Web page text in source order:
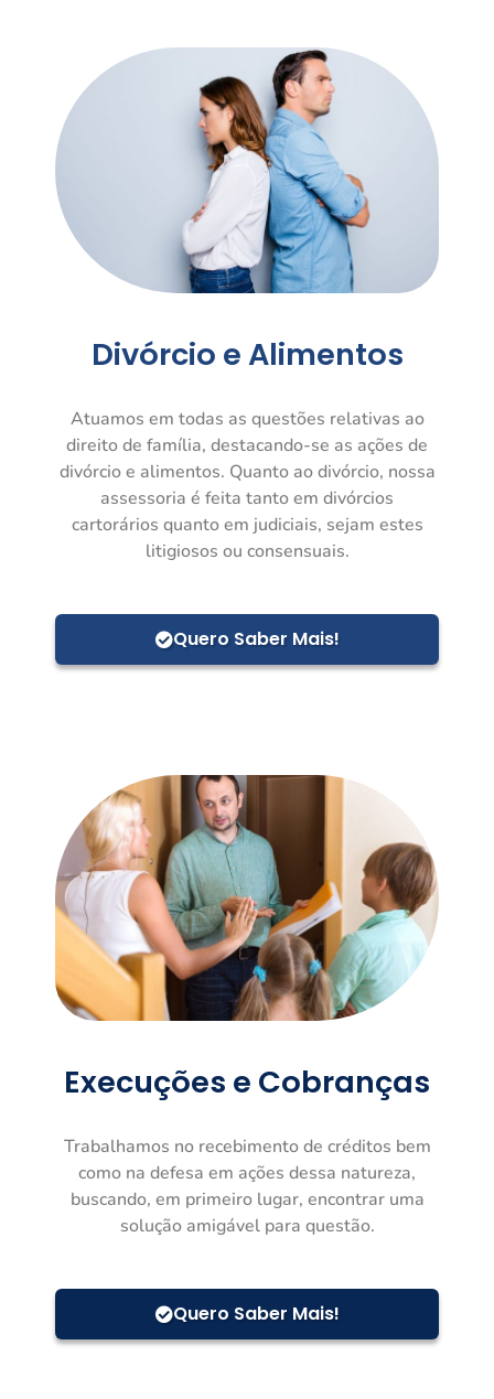
Divórcio e Alimentos
Atuamos em todas as questões relativas ao
direito de família, destacando-se as ações de
divórcio e alimentos. Quanto ao divórcio, nossa
assessoria é feita tanto em divórcios
cartorários quanto em judiciais, sejam estes
litigiosos ou consensuais.
Quero Saber Mais!
Execuções e Cobranças
Trabalhamos no recebimento de créditos bem
como na defesa em ações dessa natureza,
buscando, em primeiro lugar, encontrar uma
solução amigável para questão.
Quero Saber Mais!